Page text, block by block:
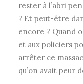
rester à l’abri
? Et peut-être
encore ? Quand
et aux policiers
arrêter ce
qu’on avait peur